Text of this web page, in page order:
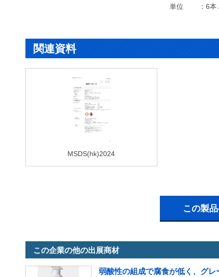
単位 ：6本
関連資料
MSDS(hk)2024
この製
この企業の他の出展商材
弱酸性の組成で腐食が低く、グ